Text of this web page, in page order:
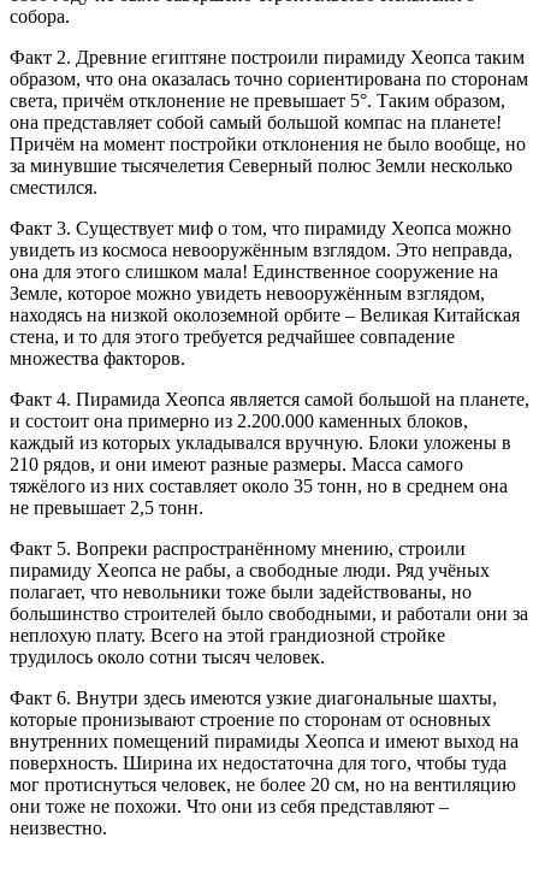
собора.
Факт 2. Древние египтяне построили пирамиду Хеопса таким
образом, что она оказалась точно сориентирована по сторонам
света, причём отклонение не превышает 5°. Таким образом,
она представляет собой самый большой компас на планете!
Причём на момент постройки отклонения не было вообще, но
за минувшие тысячелетия Северный полюс Земли несколько
сместился.
Факт 3. Существует миф о том, что пирамиду Хеопса можно
увидеть из космоса невооружённым взглядом. Это неправда,
она для этого слишком мала! Единственное сооружение на
Земле, которое можно увидеть невооружённым взглядом,
находясь на низкой околоземной орбите – Великая Китайская
стена, и то для этого требуется редчайшее совпадение
множества факторов.
Факт 4. Пирамида Хеопса является самой большой на планете,
и состоит она примерно из 2.200.000 каменных блоков,
каждый из которых укладывался вручную. Блоки уложены в
210 рядов, и они имеют разные размеры. Масса самого
тяжёлого из них составляет около 35 тонн, но в среднем она
не превышает 2,5 тонн.
Факт 5. Вопреки распространённому мнению, строили
пирамиду Хеопса не рабы, а свободные люди. Ряд учёных
полагает, что невольники тоже были задействованы, но
большинство строителей было свободными, и работали они за
неплохую плату. Всего на этой грандиозной стройке
трудилось около сотни тысяч человек.
Факт 6. Внутри здесь имеются узкие диагональные шахты,
которые пронизывают строение по сторонам от основных
внутренних помещений пирамиды Хеопса и имеют выход на
поверхность. Ширина их недостаточна для того, чтобы туда
мог протиснуться человек, не более 20 см, но на вентиляцию
они тоже не похожи. Что они из себя представляют –
неизвестно.